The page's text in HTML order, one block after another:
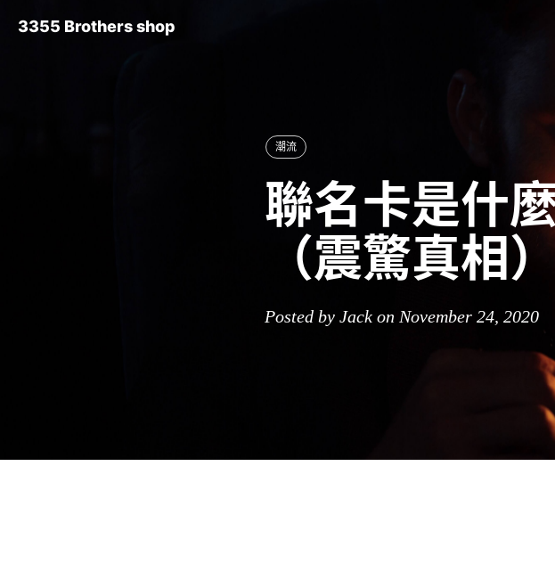
3355 Brothers shop
潮流
聯名卡是什
（震驚真相
Posted by Jack on November 24, 2020